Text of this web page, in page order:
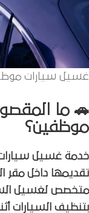
غسيل سيارات
🚗 ما
موظفين؟
خدمة غسيل
تقديمها داخل مقر
متخصص لغسيل
بتنظيف السيارات